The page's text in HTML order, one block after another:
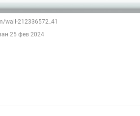
wall-212336572_41
25 фев 2024